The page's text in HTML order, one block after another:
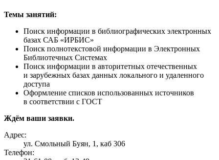
Темы занятий:
Поиск информации в библиографических электронных
базах САБ «ИРБИС»
Поиск полнотекстовой информации в Электронных
Библиотечных Системах
Поиск информации в авторитетных отечественных
и зарубежных базах данных локального и удаленного
доступа
Оформление списков использованных источников
в соответствии с ГОСТ
Ждём ваши заявки.
Адрес:
ул. Смольный Буян, 1, каб 306
Телефон: